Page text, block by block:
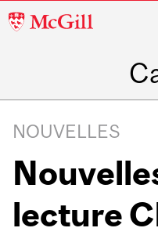
McGill
NOUVELLES
lecture